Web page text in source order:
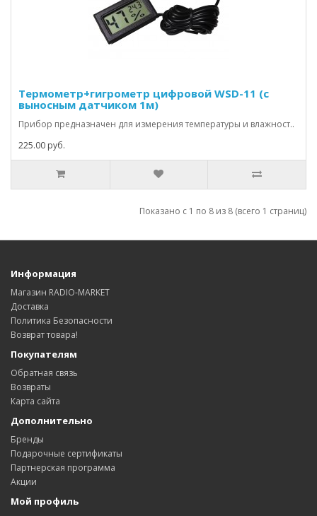
Термометр+гигрометр цифровой WSD-11 (с
выносным датчиком 1м)
Прибор предназначен для измерения температуры и влажност..
225.00 руб.
Показано с 1 по 8 из 8 (всего 1 страниц)
Информация
Магазин RADIO-MARKET
Доставка
Политика Безопасности
Возврат товара!
Покупателям
Обратная связь
Возвраты
Карта сайта
Дополнительно
Бренды
Подарочные сертификаты
Партнерская программа
Акции
Мой профиль